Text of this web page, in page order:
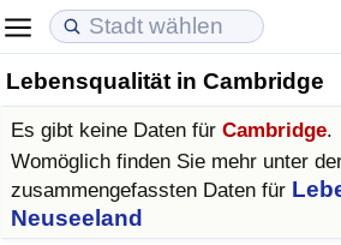
Lebensqualität in Cambridge
Es gibt keine Daten für Cambridge.
Womöglich finden Sie mehr unter
zusammengefassten Daten für
Neuseeland
Lebenshaltungskosten
Lebenshaltungskosten-Index
Lebenshaltungskosten-Index
Immobilienpreise
Immobilienpreis-Index (aktuell)
Immobilienpreis-Index
Lebensqualität
Lebensqualität-Index
Lebensqualität-Index (aktuell)